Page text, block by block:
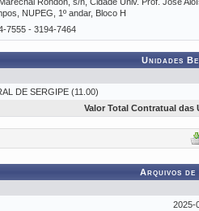
NUPEG, 1º andar, Bloco H
7555 - 3194-7464
Unidades
DE SERGIPE (11.00)
Valor Total Contratual das
Arquivos
2025-